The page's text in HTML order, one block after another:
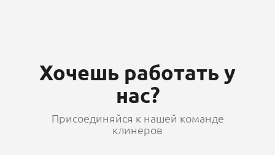
Хочешь работать у
нас?
Присоединяйся к нашей команде
клинеров